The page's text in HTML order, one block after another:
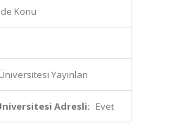
Konu
Yayınları
Adresli: Evet